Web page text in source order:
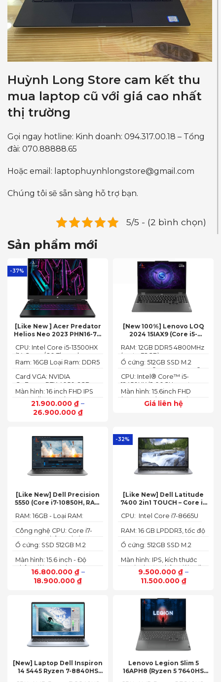
Huỳnh Long Store cam kết thu
mua laptop cũ với giá cao nhất
thị trường
Gọi ngay hotline: Kinh doanh: 094.317.00.18 – Tổng
đài: 070.88888.65
Hoặc email: laptophuynhlongstore@gmail.com
Chúng tôi sẽ sẵn sàng hỗ trợ bạn.
5/5 - (2 bình chọn)
Sản phẩm mới
-37%
[Like New ] Acer Predator
Helios Neo 2023 PHN16-71-
16GB, 512GB, RTX 4050 6GB,
16″ FHD 165Hz)
21.900.000 ₫ –
26.900.000 ₫
Màn hình: 16 inch FHD IPS
165Hz SlimBezel, sRGB
100%, Acer ComfyView,
500 nits
Card VGA: NVIDIA
GeForce RTX 4050 6GB
(140W)
Ram: 16GB Loại Ram: DDR5
CPU: Intel Core i5-13500HX
(14 Cores/ 20 Threads, up
to 4.70 GHz, 24MB)
[New 100%] Lenovo LOQ
2024 15IAX9 (Core i5-
3050 6GB, 15.6″ FHD 144Hz)
Giá liên hệ
Màn hình: 15.6inch FHD
(1920x1080) IPS 300nits
Anti-glare, 100%sRGB,
CPU: Intel® Core™ i5-
12450HX (2.00GHz up to
4.40GHz, 12MB Cache)
Ổ cứng: 512GB SSD M.2
2242 PCIe® 4.0x4 NVMe®
RAM: 12GB DDR5 4800MHz
(up to 32GB)
[Like New] Dell Precision
5550 (Core i7-10850H, RAM
Quadro T1000 4G, Màn
16.800.000 ₫–
18.900.000 ₫
Màn hình: 15.6 inch - Độ
phân giải: FHD+ (1920 x
1200 px)
Ổ cứng: SSD 512GB M.2
Công nghệ CPU: Core i7-
10750H, 6 nhân, 12 luồng
RAM: 16GB - Loại RAM:
-32%
[Like New] Dell Latitude
7400 2in1 TOUCH – Core i7
màn hình 14 inch FHD Cảm
9.500.000 ₫ –
11.500.000 ₫
Màn hình: IPS, kích thước
14.0 inch, độ phân giải Full
HD (1920 x 1080)
Ổ cứng: 512GB SSD M.2
RAM: 16 GB LPDDR3, tốc độ
CPU: Intel Core i7-8665U
[New] Laptop Dell Inspiron
14 5445 Ryzen 7-8840HS
Lenovo Legion Slim 5
16APH8 (Ryzen 5 7640HS